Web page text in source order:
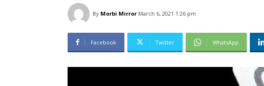
By Morbi Mirror March 6, 2021 1:26 pm
Facebook Twitter WhatsApp